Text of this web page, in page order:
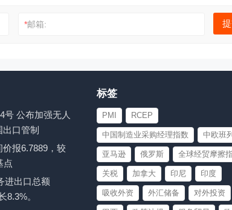
*邮箱:
号 公布加强无人
口管制
报6.7889，较
点
进出口总额
8.3%。
标签
PMI RCEP
中国制造业采购经理指数 中欧班
亚马逊 俄罗斯 全球经贸摩擦
关税 加拿大 印尼 印度
吸收外资 外汇储备 对外投资